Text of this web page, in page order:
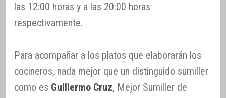
las 12:00 horas y a las 20:00 horas
respectivamente.
Para acompañar a los platos que elaborarán los
cocineros, nada mejor que un distinguido sumiller
como es Guillermo Cruz, Mejor Sumiller de